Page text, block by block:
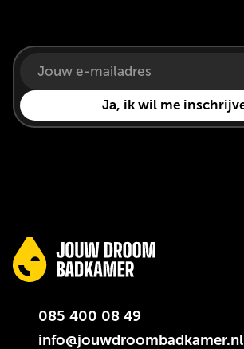
085 400 08 49
info@jouwdroombadkamer.nl